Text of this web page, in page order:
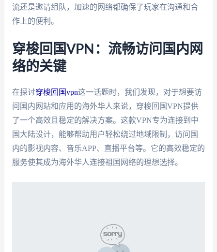
流还是邀请组队，加速的网络都确保了玩家在沟通和合
作上的便利。
穿梭回国VPN：流畅访问国内网
络的关键
在探讨穿梭回国vpn这一话题时，我们发现，对于想要访
问国内网站和应用的海外华人来说，穿梭回国VPN提供
了一个高效且稳定的解决方案。这款VPN专为连接到中
国大陆设计，能够帮助用户轻松绕过地域限制，访问国
内的影视内容、音乐APP、直播平台等。它的高效稳定的
服务使其成为海外华人连接祖国网络的理想选择。